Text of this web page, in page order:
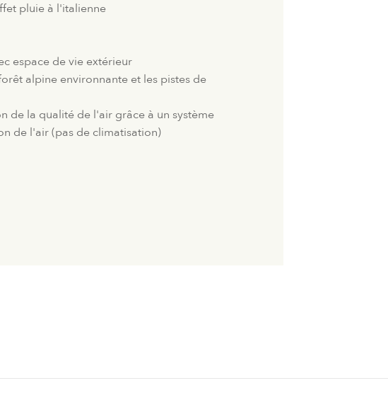
pluie à l'italienne
espace de vie extérieur
alpine environnante et les pistes de
de la qualité de l'air grâce à un système
de l'air (pas de climatisation)